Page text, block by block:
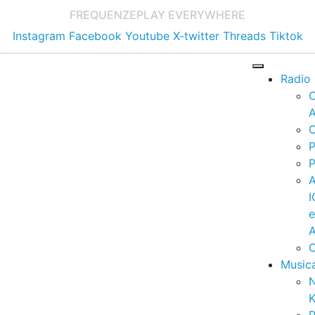
FREQUENZEPLAY EVERYWHERE
Instagram Facebook Youtube X-twitter Threads Tiktok
Radio
e